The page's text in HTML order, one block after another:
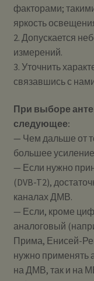
факторами;
яркость
2. Допускается
измерений.
3. Уточнить
связавшись с
При выборе
следующее:
— Чем дальше от
большее
— Если нужно
(DVB-T2),
каналах ДМВ.
— Если, кроме
аналоговый
Прима, Енисей-
нужно применять
на ДМВ, так и на